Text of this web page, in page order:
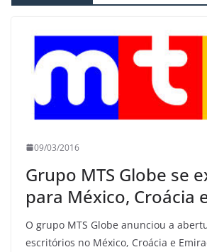
09/03/2016
Grupo MTS Globe se
para México, Croácia
O grupo MTS Globe anunciou a
escritórios no México, Croácia e